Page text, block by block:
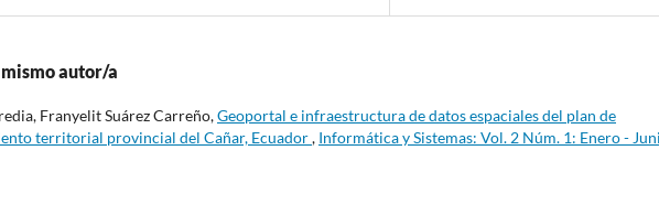
autor/a
Franyelit Suárez Carreño,Geoportal e infraestructura de datos espaciales del plan de
territorial provincial del Cañar, Ecuador, Informática y Sistemas: Vol. 2 Núm. 1: Enero -